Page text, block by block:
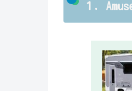
１．